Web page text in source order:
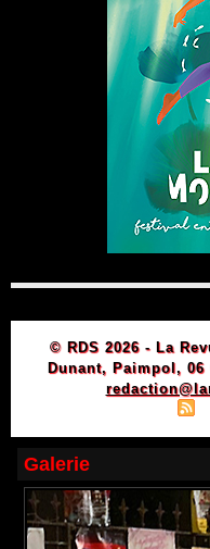
© RDS 2026 - La
Dunant, Paimpol, 06
Galerie